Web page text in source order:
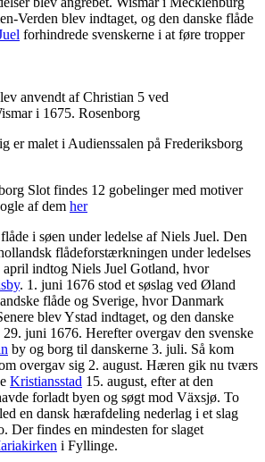
Verden blev indtaget, og den danske flåde
forhindrede svenskerne i at føre tropper
anvendt af Christian 5 ved
i 1675. Rosenborg
er malet i Audienssalen på Frederiksborg
Slot findes 12 gobelinger med motiver
af dem her
i søen under ledelse af Niels Juel. Den
flådeforstærkningen under ledelses
indtog Niels Juel Gotland, hvor
. 1. juni 1676 stod et søslag ved Øland
flåde og Sverige, hvor Danmark
blev Ystad indtaget, og den danske
juni 1676. Herefter overgav den svenske
by og borg til danskerne 3. juli. Så kom
overgav sig 2. august. Hæren gik nu tværs
Kristiansstad 15. august, efter at den
forladt byen og søgt mod Växsjø. To
en dansk hærafdeling nederlag i et slag
Der findes en mindesten for slaget
i Fyllinge.